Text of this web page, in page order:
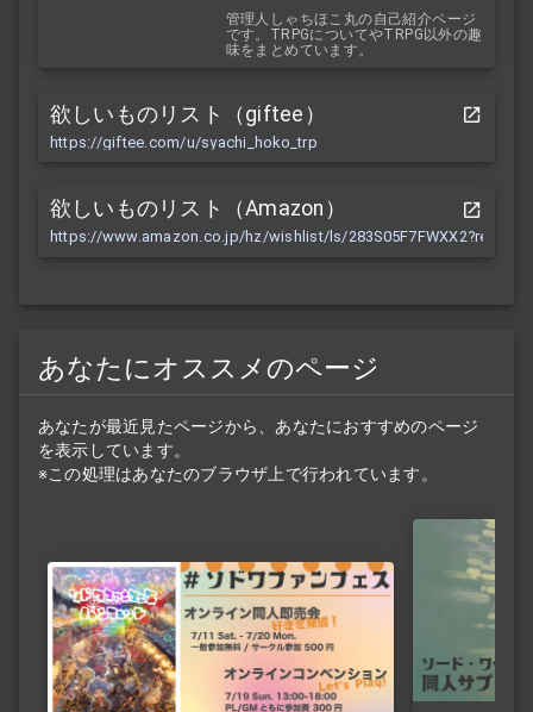
管理人しゃちほこ丸の自己紹介ページ
です。TRPGについてやTRPG以外の趣
味をまとめています。
欲しいものリスト（giftee）
https://giftee.com/u/syachi_hoko_trp
欲しいものリスト（Amazon）
https://www.amazon.co.jp/hz/wishlist/ls/
あなたにオススメのページ
あなたが最近見たページから、あなたにおすすめのページ
を表示しています。
※この処理はあなたのブラウザ上で行われています。